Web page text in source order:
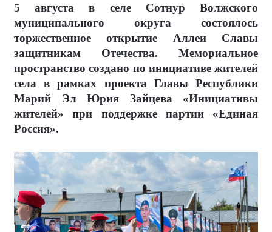
5 августа в селе Сотнур Волжского
муниципального округа состоялось
торжественное открытие Аллеи Славы
защитникам Отечества. Мемориальное
пространство создано по инициативе жителей
села в рамках проекта Главы Республики
Марий Эл Юрия Зайцева «Инициативы
жителей» при поддержке партии «Единая
Россия».